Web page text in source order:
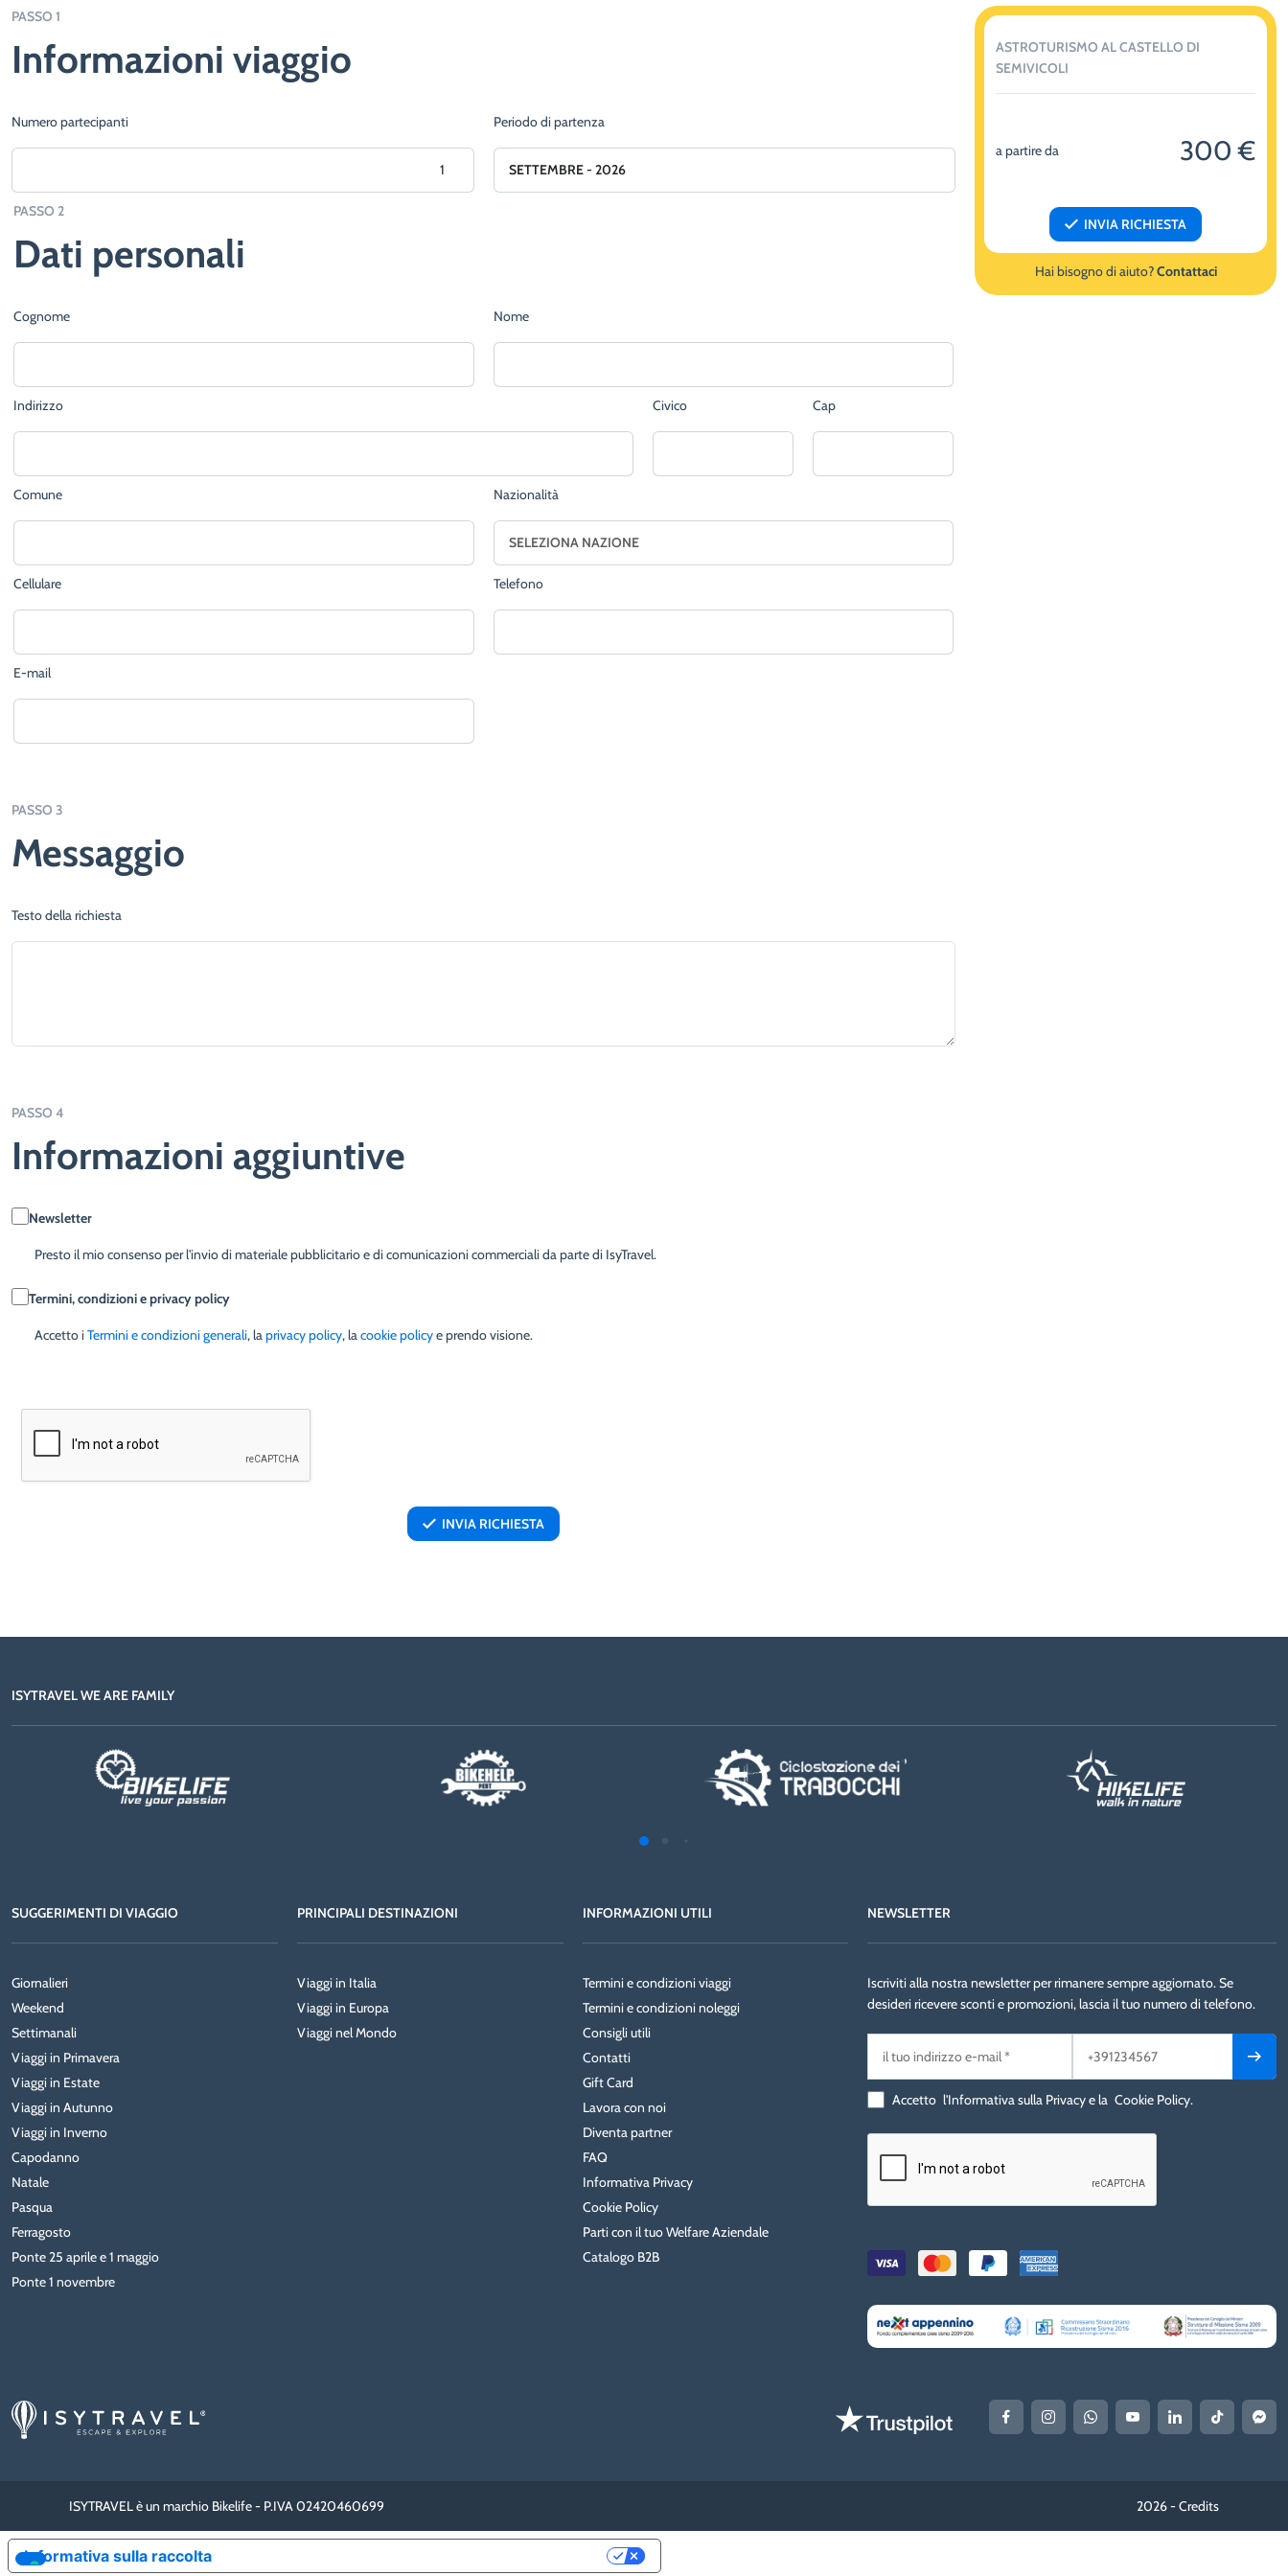
PASSO 1
Informazioni viaggio
Numero partecipanti Periodo di partenza
PASSO 2
Dati personali
Cognome Nome
Indirizzo Civico Cap
Comune Nazionalità
Cellulare Telefono
E-mail
PASSO 3
Messaggio
Testo della richiesta
PASSO 4
Informazioni aggiuntive
Newsletter
Presto il mio consenso per l'invio di materiale pubblicitario e di comunicazioni commerciali da parte di IsyTravel.
Termini, condizioni e privacy policy
Accetto i Termini e condizioni generali, laprivacy policy, lacookie policye prendo visione.
INVIA RICHIESTA
ASTROTURISMO AL CASTELLO DI
SEMIVICOLI
a partire da 300 €
INVIA RICHIESTA
Hai bisogno di aiuto?Contattaci
ISYTRAVEL WE ARE FAMILY
SUGGERIMENTI DI VIAGGIO
Giornalieri
Weekend
Settimanali
Viaggi in Primavera
Viaggi in Estate
Viaggi in Autunno
Viaggi in Inverno
Capodanno
Natale
Pasqua
Ferragosto
Ponte 25 aprile e 1 maggio
Ponte 1 novembre
PRINCIPALI DESTINAZIONI
Viaggi in Italia
Viaggi in Europa
Viaggi nel Mondo
INFORMAZIONI UTILI
Termini e condizioni viaggi
Termini e condizioni noleggi
Consigli utili
Contatti
Gift Card
Lavora con noi
Diventa partner
FAQ
Informativa Privacy
Cookie Policy
Parti con il tuo Welfare Aziendale
Catalogo B2B
NEWSLETTER
Iscriviti alla nostra newsletter per rimanere sempre aggiornato. Se
desideri ricevere sconti e promozioni, lascia il tuo numero di telefono.
Accetto l'Informativa sulla Privacye la Cookie Policy.
ISYTRAVEL è un marchio Bikelife - P.IVA 02420460699 2026 -Credits
Informativa sulla raccolta